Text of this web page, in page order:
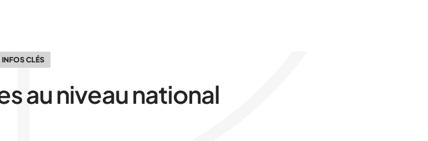
INFOS CLÉS
au niveau national